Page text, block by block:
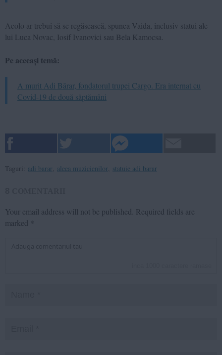
Acolo ar trebui să se regăsească, spunea Vaida, inclusiv statui ale
lui Luca Novac, Iosif Ivanovici sau Bela Kamocsa.
Pe aceeași temă:
A murit Adi Bărar, fondatorul trupei Cargo. Era internat cu
Covid-19 de două săptămâni
Taguri: adi barar aleea muzicienilor statuie adi barar
Your email address will not be published. Required fields are
marked *